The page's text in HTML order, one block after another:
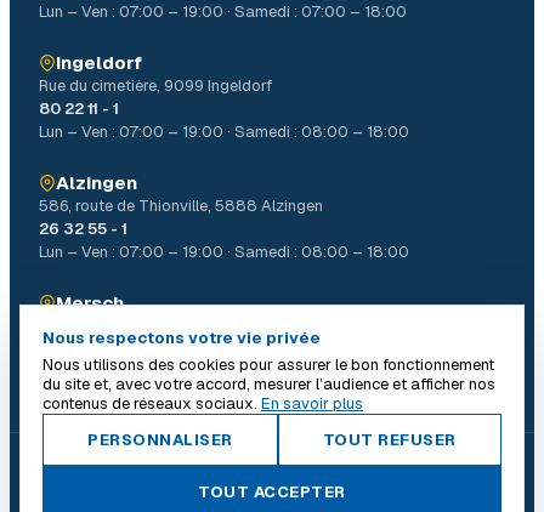
Lun – Ven : 07:00 – 19:00 · Samedi : 07:00 – 18:00
Ingeldorf
Rue du cimetière, 9099 Ingeldorf
80 22 11 - 1
Lun – Ven : 07:00 – 19:00 · Samedi : 08:00 – 18:00
Alzingen
586, route de Thionville, 5888 Alzingen
26 32 55 - 1
Lun – Ven : 07:00 – 19:00 · Samedi : 08:00 – 18:00
Mersch
26 32 31 - 1
Lun – Ven : 07:00 – 19:00 · Samedi : 08:00 – 18:00
© 2026 Batiself. Tous droits réservés. |
Nous respectons votre vie privée
Nous utilisons des cookies pour assurer le bon fonctionnement
du site et, avec votre accord, mesurer l’audience et afficher nos
contenus de réseaux sociaux. En savoir plus
PERSONNALISER
TOUT REFUSER
TOUT ACCEPTER